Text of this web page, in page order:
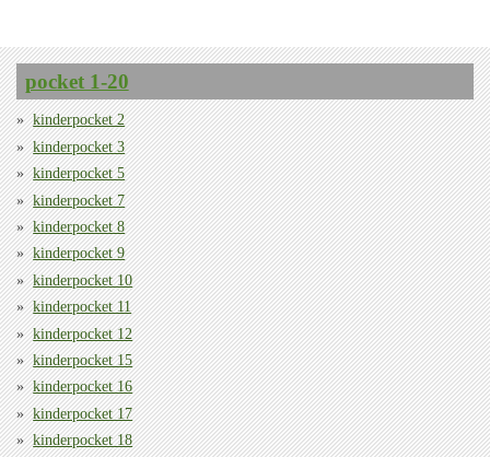
pocket 1-20
kinderpocket 2
kinderpocket 3
kinderpocket 5
kinderpocket 7
kinderpocket 8
kinderpocket 9
kinderpocket 10
kinderpocket 11
kinderpocket 12
kinderpocket 15
kinderpocket 16
kinderpocket 17
kinderpocket 18